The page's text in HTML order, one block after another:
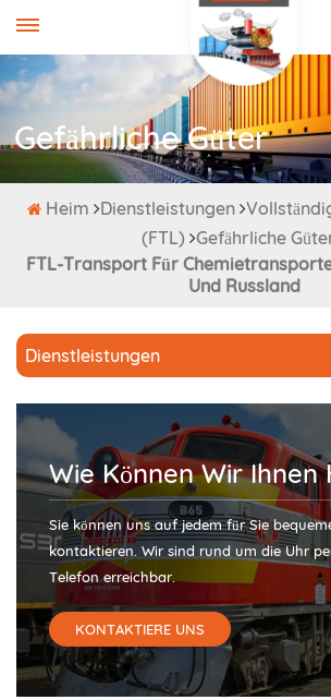
Gefährliche Güter
Heim Dienstleistungen
(FTL) Gefährliche
FTL-Transport Für
Und Russland
Dienstleistungen
Wie Können Wir Ihnen
Sie können uns auf jedem für Sie
kontaktieren. Wir sind rund um die Uhr
Telefon erreichbar.
KONTAKTIERE UNS